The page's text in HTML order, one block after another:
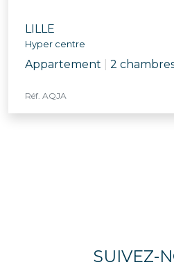
LILLE
Hyper centre
Appartement 2
Réf. AQJA
SUIVEZ-